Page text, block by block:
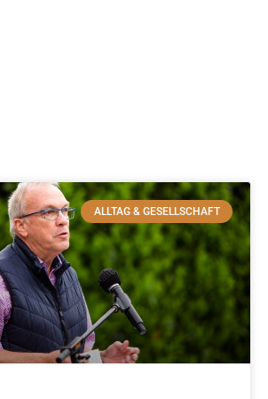
ALLTAG & GESELLSCHAFT